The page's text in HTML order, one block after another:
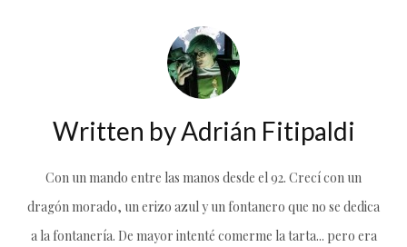
Written byAdrián Fitipaldi
Con un mando entre las manos desde el 92. Crecí con un
dragón morado, un erizo azul y un fontanero que no se dedica
a la fontanería. De mayor intenté comerme la tarta... pero era